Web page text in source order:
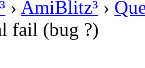
› AmiBlitz³ ›
fail (bug ?)